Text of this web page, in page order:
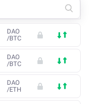
DAO
/BTC
DAO
/BTC
DAO
/ETH